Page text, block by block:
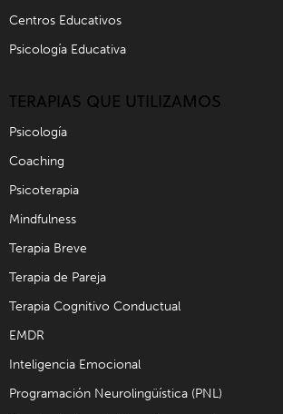
Centros Educativos
Psicología Educativa
TERAPIAS QUE UTILIZAMOS
Psicología
Coaching
Psicoterapia
Mindfulness
Terapia Breve
Terapia de Pareja
Terapia Cognitivo Conductual
EMDR
Inteligencia Emocional
Programación Neurolingüística (PNL)